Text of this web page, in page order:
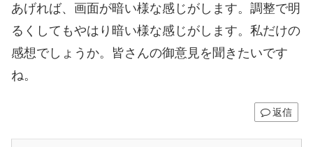
あげれば、画面が暗い様な感じがします。調整で明
るくしてもやはり暗い様な感じがします。私だけの
感想でしょうか。皆さんの御意見を聞きたいです
ね。
返信